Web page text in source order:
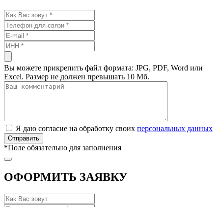
Вы можете прикрепить файл формата: JPG, PDF, Word или
Excel. Размер не должен превышать 10 Мб.
Я даю согласие на обработку своих персональных данных
*Поле обязательно для заполнения
ОФОРМИТЬ ЗАЯВКУ